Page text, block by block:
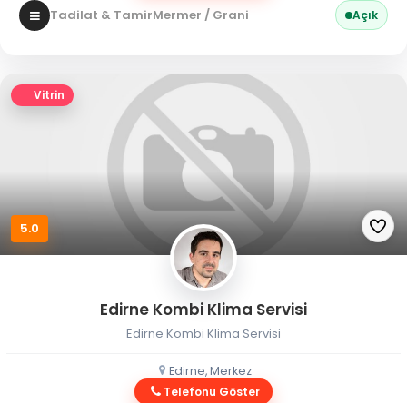
Tadilat & TamirMermer / Granit Açık
Vitrin
5.0
Edirne Kombi Klima Servisi
Edirne Kombi Klima Servisi
Edirne, Merkez
Telefonu Göster